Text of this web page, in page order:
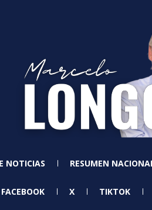
NOTICIAS RESUMEN
FACEBOOK X TIKTOK